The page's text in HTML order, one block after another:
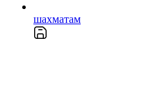
шахматам